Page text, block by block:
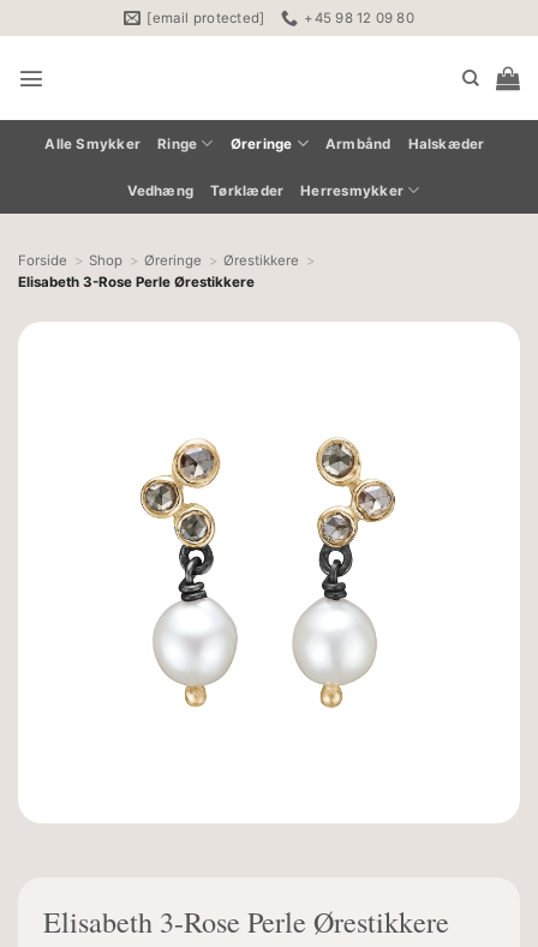
til
indhold
[email protected] +45 98 12 09 80
Alle Smykker Ringe Øreringe Armbånd Halskæder
Vedhæng Tørklæder Herresmykker
Forside Shop Øreringe
Ørestikkere
Elisabeth 3-Rose Perle Ørestikkere
Elisabeth 3-Rose Perle Ørestikkere